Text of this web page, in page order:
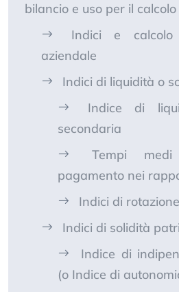
bilancio e uso per il calcolo
Indici e calcolo
aziendale
Indici di liquidità o
Indice di
secondaria
Tempi
pagamento nei
Indici di rotazione
Indici di solidità
Indice di
(o Indice di